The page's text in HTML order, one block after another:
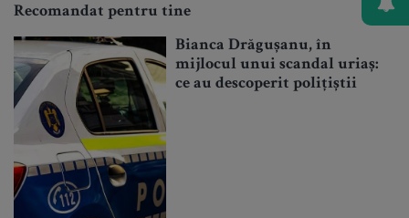
Recomandat pentru tine
Bianca Drăgușanu, în
mijlocul unui scandal uriaș:
ce au descoperit polițiștii